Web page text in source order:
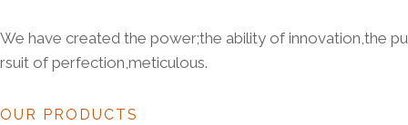
We have created the power;the ability of innovation,the pu
rsuit of perfection,meticulous.
OUR PRODUCTS